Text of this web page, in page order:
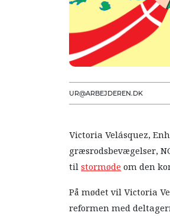
UR@ARBEJDEREN.DK
Victoria Velásquez,
græsrodsbevægelser,
tilstormøde om den
På mødet vil Victoria
reformen med